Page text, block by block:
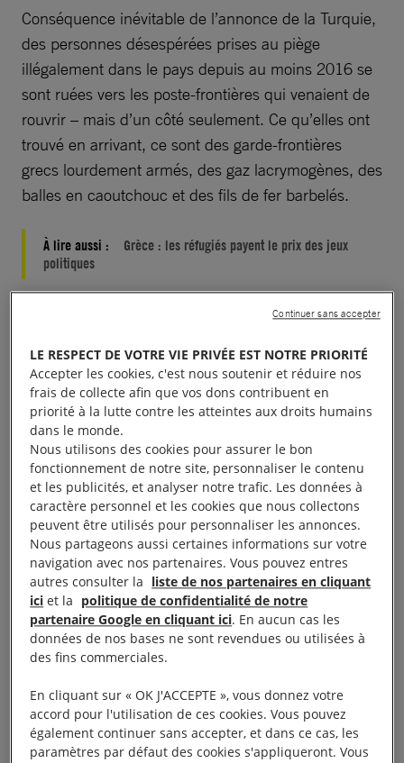
Conséquence inévitable de l’annonce de la Turquie,
des personnes désespérées prises au piège
illégalement dans le pays depuis au moins 2016 se
sont ruées vers les poste-frontières qui venaient de
rouvrir – mais d’un côté seulement. Ce qu’elles ont
trouvé en arrivant, ce sont des garde-frontières
grecs lourdement armés, des gaz lacrymogènes, des
balles en caoutchouc et des fils de fer barbelés.
À lire aussi :
Grèce : les réfugiés payent le prix des jeux
politiques
Comment la Grèce a-t-elle
réagi ?
La Grèce a réagi en déployant une batterie de
mesures inhumaines qui bafouent le droit européen
et le droit international. Les forces de sécurité ont
tiré des gaz lacrymogènes et repoussé les canots
pneumatiques qui tentaient d’atteindre les côtes
grecques.
Le gouvernement a suspendu provisoirement
l’enregistrement des demandes d’asile et déclaré
sur son territoire, sans même examiner son dossier.
Il s’agit d’une violation des responsabilités de la
Grèce au titre de la Convention de Genève sur les
LE RESPECT DE VOTRE VIE PRIVÉE EST NOTRE PRIORITÉ
Accepter les cookies, c'est nous soutenir et réduire nos
frais de collecte afin que vos dons contribuent en
priorité à la lutte contre les atteintes aux droits humains
dans le monde.
Nous utilisons des cookies pour assurer le bon
fonctionnement de notre site, personnaliser le contenu
et les publicités, et analyser notre trafic. Les données à
caractère personnel et les cookies que nous collectons
peuvent être utilisés pour personnaliser les annonces.
Nous partageons aussi certaines informations sur votre
navigation avec nos partenaires. Vous pouvez entres
autres consulter la liste de nos partenaires en cliquant
ici et la politique de confidentialité de notre
partenaire Google en cliquant ici. En aucun cas les
données de nos bases ne sont revendues ou utilisées à
des fins commerciales.
En cliquant sur « OK J'ACCEPTE », vous donnez votre
accord pour l'utilisation de ces cookies. Vous pouvez
également continuer sans accepter, et dans ce cas, les
paramètres par défaut des cookies s'appliqueront. Vous
Continuer sans accepter